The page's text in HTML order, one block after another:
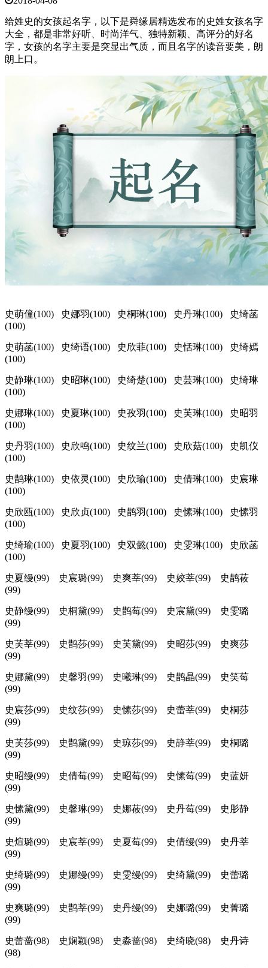
给姓史的女孩起名字，以下是舜缘居精选发布的史姓女孩名字
大全，都是非常好听、时尚洋气、独特新颖、高评分的好名
字，女孩的名字主要是突显出气质，而且名字的读音要美，朗
朗上口。
史萌僮(100) 史娜羽(100) 史桐琳(100) 史丹琳(100) 史绮菡
(100)
史萌菡(100) 史绮语(100) 史欣菲(100) 史恬琳(100) 史绮嫣
(100)
史静琳(100) 史昭琳(100) 史绮楚(100) 史芸琳(100) 史绮琳
(100)
史娜琳(100) 史夏琳(100) 史孜羽(100) 史芙琳(100) 史昭羽
(100)
史丹羽(100) 史欣鸣(100) 史纹兰(100) 史欣菇(100) 史凯仪
(100)
史鹊琳(100) 史依灵(100) 史欣瑜(100) 史倩琳(100) 史宸琳
(100)
史欣瓯(100) 史欣贞(100) 史鹊羽(100) 史愫琳(100) 史愫羽
(100)
史绮瑜(100) 史夏羽(100) 史双懿(100) 史雯琳(100) 史欣菡
(100)
史夏缦(99) 史宸璐(99) 史爽莘(99) 史姣莘(99) 史鹊莜
(99)
史静缦(99) 史桐黛(99) 史鹊莓(99) 史宸黛(99) 史雯璐
(99)
史芙莘(99) 史鹊莎(99) 史芙黛(99) 史昭莎(99) 史爽莎
(99)
史娜黛(99) 史馨羽(99) 史曦琳(99) 史鹊晶(99) 史笑莓
(99)
史宸莎(99) 史纹莎(99) 史愫莎(99) 史蕾莘(99) 史桐莎
(99)
史芙莎(99) 史鹊黛(99) 史琼莎(99) 史静莘(99) 史桐璐
(99)
史昭缦(99) 史倩莓(99) 史昭莓(99) 史愫莓(99) 史蓝妍
(99)
史愫黛(99) 史馨琳(99) 史娜莜(99) 史丹莓(99) 史肜静
(99)
史煊璐(99) 史宸莘(99) 史夏莓(99) 史倩缦(99) 史丹莘
(99)
史绮璐(99) 史娜缦(99) 史雯缦(99) 史绮黛(99) 史蕾璐
(99)
史爽璐(99) 史鹊莘(99) 史丹缦(99) 史娜璐(99) 史菁璐
(99)
史蕾蔷(98) 史娴颖(98) 史淼蔷(98) 史绮晓(98) 史丹诗
(98)